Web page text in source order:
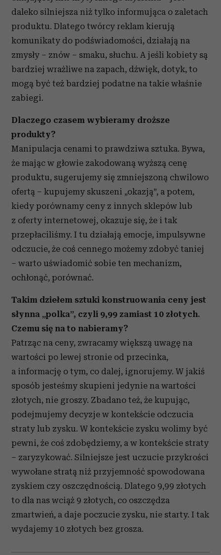
analizować ruch w naszej witrynie. Informacje o tym, jak
korzystasz z naszej witryny, udostępniamy partnerom
społecznościowym, reklamowym i analitycznym.
otrzymanymi od Ciebie lub uzyskanymi podczas
korzystania z ich usług.
daleko silniejsza niż tylko informująca o zaletach
produktu. Dlatego twórcy reklam kierują
komunikaty do podświadomości, działają na
zmysły – znów – smaku, słuchu. A jeśli kobiety są
bardziej wrażliwe na zapach, dźwięk, dotyk, to
mogą być też bardziej podatne na takie właśnie
zabiegi.
Dlaczego czasem wybieramy droższe
produkty?
Manipulacja cenami to prawdziwa sztuka. Bywa,
że mając w głowie zakodowaną wyższą cenę
produktu, sugerujemy się zmniejszoną chwilowo
ofertą – kupujemy skuszeni „okazją”, a potem,
kiedy porównamy ceny z innych sklepów lub
z oferty internetowej, okazuje się, że i tak
przepłaciliśmy. I tu działają emocje, impulsywne
odczucie, że coś cennego możemy zdobyć taniej
– warto uświadomić sobie ten mechanizm,
ochłonąć, porównać.
Takim dziełem sztuki konstruowania ceny jest
słynna „polka”, czyli 9,99 zamiast 10 złotych.
Czemu się na to nabieramy?
Patrząc na ceny, zwracamy większą uwagę na
wartości po lewej stronie od przecinka,
a informację o tym, co dalej, ignorujemy. W jakiś
sposób jesteśmy skupieni jedynie na wartości
złotych, nie groszy. Zbadano też, że kupując,
podejmujemy decyzje w kontekście odczucia
straty lub zysku. W kontekście zysku wolimy być
pewni, że coś zdobędziemy, a w kontekście straty
– zaryzykować. Silniejsze jest uczucie przykrości
wywołane stratą niż przyjemność spowodowana
zyskiem czy oszczędnością. Dlatego 9,99 złotych
to dla nas wciąż 9 złotych, co oszczędza
zmartwień, a daje poczucie zysku, nie starty. I tak
wydajemy 10 złotych bez grosza.